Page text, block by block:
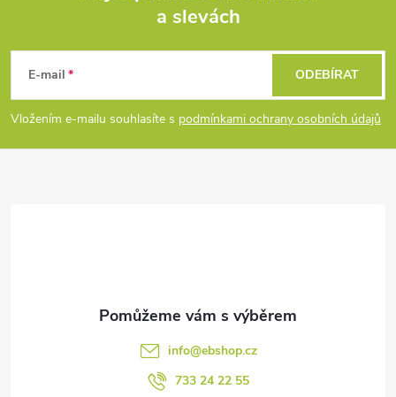
p
a
a slevách
E-mail
Vložením e-mailu souhlasíte s podmínkami ochrany osobních údajů
ODEBÍRAT
info@ebshop.cz
733 24 22 55